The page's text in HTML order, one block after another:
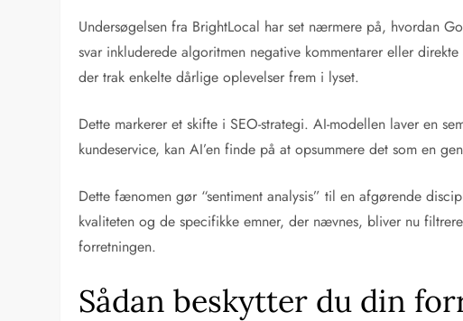
Undersøgelsen fra BrightLocal har set nærmere på, hvordan
svar inkluderede algoritmen negative kommentarer eller
der trak enkelte dårlige oplevelser frem i lyset.
Dette markerer et skifte i SEO-strategi. AI-modellen laver en
kundeservice, kan AI’en finde på at opsummere det som en
Dette fænomen gør “sentiment analysis” til en afgørende
kvaliteten og de specifikke emner, der nævnes, bliver nu
forretningen.
Sådan beskytter du din